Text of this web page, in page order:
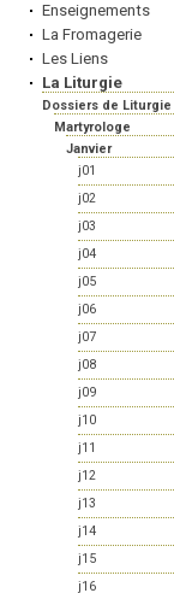
Enseignements
La Fromagerie
Les Liens
La Liturgie
Dossiers de Liturgie
Martyrologe
Janvier
j01
j02
j03
j04
j05
j06
j07
j08
j09
j10
j11
j12
j13
j14
j15
j16